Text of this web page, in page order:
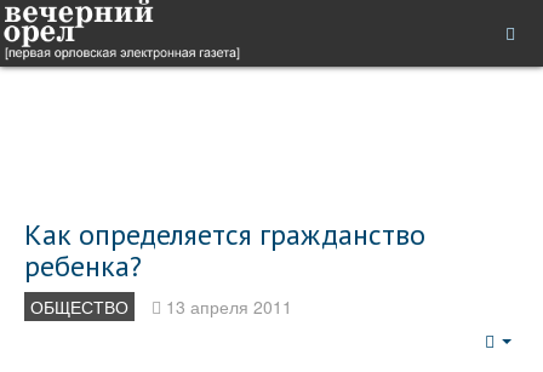
Как определяется гражданство
ребенка?
ОБЩЕСТВО 13 апреля 2011